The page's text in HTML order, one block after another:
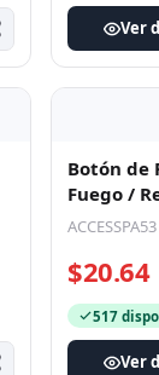
Ver
Botón de
Fuego /
con Llave
ACCESSPA53
$20.64
517
Ver